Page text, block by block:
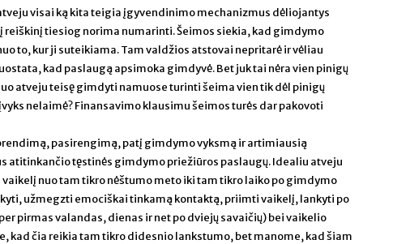
visai ką kita teigia įgyvendinimo mechanizmus dėliojantys
reiškinį tiesiog norima numarinti. Šeimos siekia, kad gimdymo
to, kur ji suteikiama. Tam valdžios atstovai nepritarė ir vėliau
kad paslaugą apsimoka gimdyvė. Bet juk tai nėra vien pinigų
atveju teisę gimdyti namuose turinti šeima vien tik dėl pinigų
nelaimė? Finansavimo klausimu šeimos turės dar pakovoti
pasirengimą, patį gimdymo vyksmą ir artimiausią
atitinkančio tęstinės gimdymo priežiūros paslaugų. Idealiu atveju
nuo tam tikro nėštumo meto iki tam tikro laiko po gimdymo
užmegzti emociškai tinkamą kontaktą, priimti vaikelį, lankyti po
pirmas valandas, dienas ir net po dviejų savaičių) bei vaikelio
kad čia reikia tam tikro didesnio lankstumo, bet manome, kad šiam